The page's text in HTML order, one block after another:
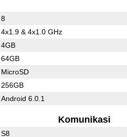
8
4x1.9 & 4x1.0 GHz
4GB
64GB
MicroSD
256GB
Android 6.0.1
Komunikasi
S8